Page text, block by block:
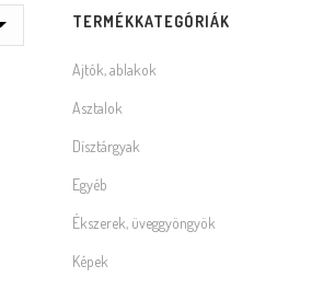
TERMÉKKATEGÓRIÁK
Ajtók, ablakok
Asztalok
Dísztárgyak
Egyéb
Ékszerek, üveggyöngyök
Képek